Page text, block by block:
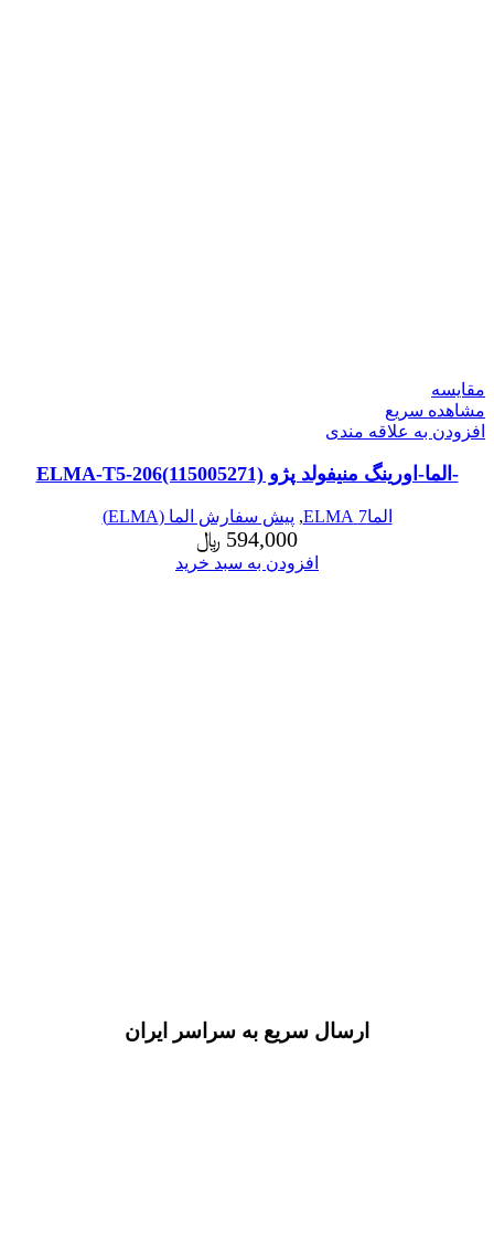
مقایسه
مشاهده سریع
افزودن به علاقه مندی
-الما-اورینگ منیفولد پژو ELMA-T5-206(115005271)
الما7 ELMA , پیش سفارش الما (ELMA)
594,000 ﷼
افزودن به سبد خرید
ارسال سریع به سراسر ایران